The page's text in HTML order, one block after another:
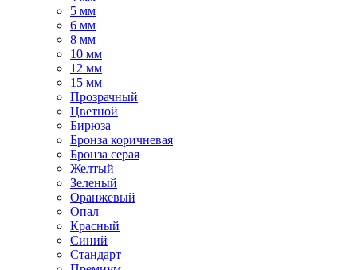
5 мм
6 мм
8 мм
10 мм
12 мм
15 мм
Прозрачный
Цветной
Бирюза
Бронза коричневая
Бронза серая
Желтый
Зеленый
Оранжевый
Опал
Красный
Синий
Стандарт